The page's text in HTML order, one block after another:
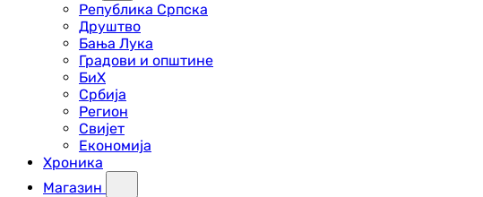
Република Српска
Друштво
Бања Лука
Градови и општине
БиХ
Србија
Регион
Свијет
Економија
Хроника
Магазин